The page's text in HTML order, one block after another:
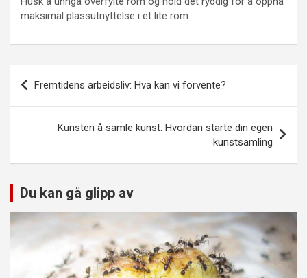
maksimal plassutnyttelse i et lite rom.
Innleggsnavigasjon
Fremtidens arbeidsliv: Hva kan vi forvente?
Kunsten å samle kunst: Hvordan starte din egen
kunstsamling
Du kan gå glipp av